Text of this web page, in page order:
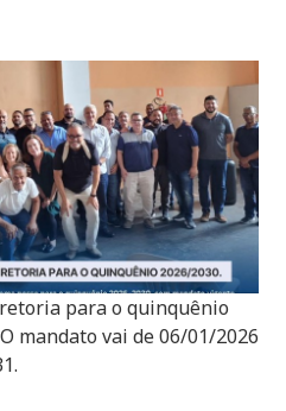
para o quinquênio
mandato vai de 06/01/2026